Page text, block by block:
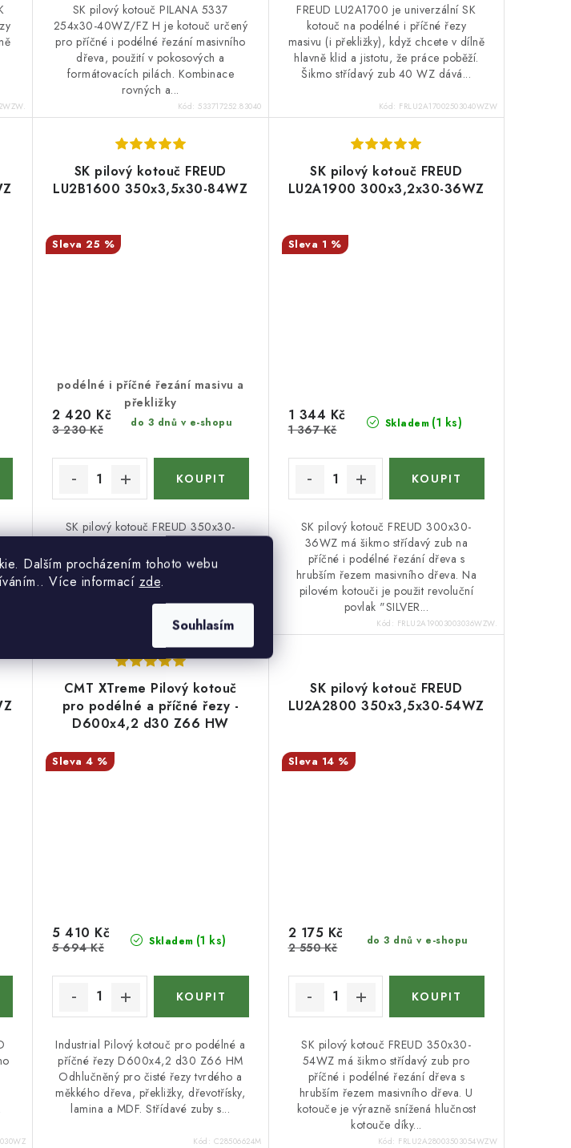
Dalším procházením tohoto webu
Více informací zde.
Souhlasím
SK pilový kotouč PILANA 5337
254x30-40WZ/FZ H je kotouč určený
pro příčné i podélné řezání masivního
dřeva, použití v pokosových a
formátovacích pilách. Kombinace
rovných a...
Kód: 533717252.83040
FREUD LU2A1700 je univerzální SK
kotouč na podélné i příčné řezy
masivu (i překližky), když chcete v dílně
hlavně klid a jistotu, že práce poběží.
Šikmo střídavý zub 40 WZ dává...
Kód: FRLU2A17002503040WZW
SK pilový kotouč FREUD
LU2B1600 350x3,5x30-84WZ
25 %
podélné i příčné řezání masivu a
překližky
do 3 dnů v e-shopu
2 420 Kč
3 230 Kč
SK pilový kotouč FREUD 350x30-
příčné i podélné řezání dřeva s
hrubším řezem masivního dřeva. U
kotouče je výrazně snížená hlučnost
kotouče díky...
FRLU2B16003503084WZW
SK pilový kotouč FREUD
LU2A1900 300x3,2x30-36WZ
1 %
Skladem (1 ks)
1 344 Kč
1 367 Kč
SK pilový kotouč FREUD 300x30-
36WZ má šikmo střídavý zub na
příčné i podélné řezání dřeva s
hrubším řezem masivního dřeva. Na
pilovém kotouči je použit revoluční
povlak "SILVER...
Kód: FRLU2A19003003036WZW.
CMT XTreme Pilový kotouč
pro podélné a příčné řezy -
D600x4,2 d30 Z66 HW
4 %
Skladem (1 ks)
5 410 Kč
5 694 Kč
Industrial Pilový kotouč pro podélné a
příčné řezy D600x4,2 d30 Z66 HM
Odhlučněný pro čisté řezy tvrdého a
měkkého dřeva, překližky, dřevotřísky,
lamina a MDF. Střídavé zuby s...
Kód: C28506624M
SK pilový kotouč FREUD
LU2A2800 350x3,5x30-54WZ
14 %
do 3 dnů v e-shopu
2 175 Kč
2 550 Kč
SK pilový kotouč FREUD 350x30-
54WZ má šikmo střídavý zub pro
příčné i podélné řezání dřeva s
hrubším řezem masivního dřeva. U
kotouče je výrazně snížená hlučnost
kotouče díky...
Kód: FRLU2A28003503054WZW